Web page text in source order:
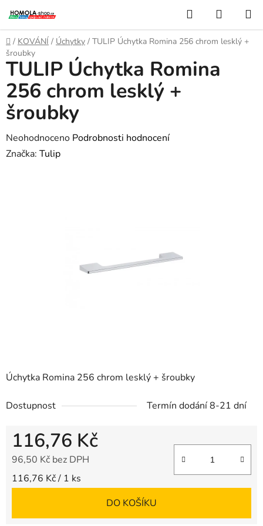
na
obsah
Hledat
KOŠÍK
Domů
/ KOVÁNÍ / Úchytky / TULIP Úchytka Romina 256 chrom lesklý +
šroubky
Úchytka Romina 256 chrom lesklý + šroubky
Dostupnost Termín dodání 8-21 dní
116,76 Kč
96,50 Kč bez DPH
Měrná cena:
116,76 Kč / 1 ks
DO KOŠÍKU
TULIP Úchytka Romina
256 chrom lesklý +
šroubky
Průměrné
hodnocení
Neohodnoceno Podrobnosti hodnocení
Značka: Tulip